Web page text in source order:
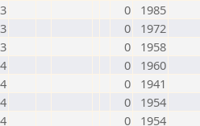
0
1985
0
1972
0
1958
0
1960
0
1941
0
1954
0
1954